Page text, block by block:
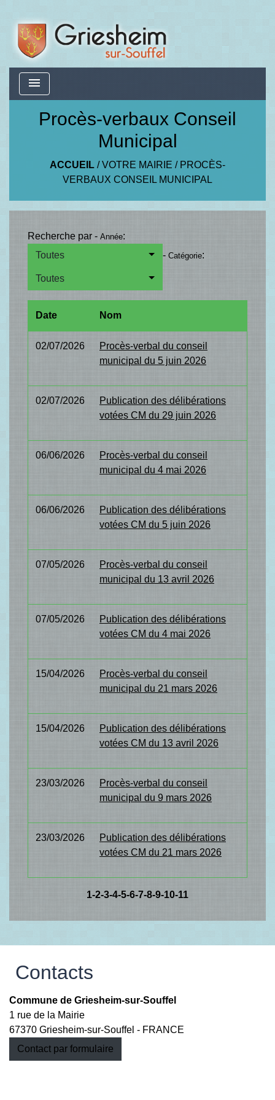
menu
Procès-verbaux Conseil
Municipal
ACCUEIL /VOTRE MAIRIE / PROCÈS-
VERBAUX CONSEIL MUNICIPAL
Recherche par - Année:
Toutes
- Catégorie:
Toutes
Date Nom
02/07/2026
Procès-verbal du conseil
municipal du 5 juin 2026
02/07/2026
Publication des délibérations
votées CM du 29 juin 2026
06/06/2026
Procès-verbal du conseil
municipal du 4 mai 2026
06/06/2026
Publication des délibérations
votées CM du 5 juin 2026
07/05/2026
Procès-verbal du conseil
municipal du 13 avril 2026
07/05/2026
Publication des délibérations
votées CM du 4 mai 2026
15/04/2026
Procès-verbal du conseil
municipal du 21 mars 2026
15/04/2026
Publication des délibérations
votées CM du 13 avril 2026
23/03/2026
Procès-verbal du conseil
municipal du 9 mars 2026
23/03/2026
Publication des délibérations
votées CM du 21 mars 2026
1-2-3-4-5-6-7-8-9-10-11
Contacts
Commune de Griesheim-sur-Souffel
1 rue de la Mairie
67370 Griesheim-sur-Souffel - FRANCE
Contact par formulaire